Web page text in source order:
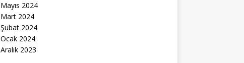
Mayıs 2024
Mart 2024
Şubat 2024
Ocak 2024
Aralık 2023